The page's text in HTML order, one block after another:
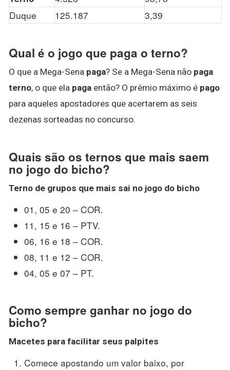
Duque
125.187 3,39
Qual é o jogo que paga o terno?
O que a Mega-Sena paga? Se a Mega-Sena não paga
terno, o que ela paga então? O prêmio máximo é pago
para aqueles apostadores que acertarem as seis
dezenas sorteadas no concurso.
Quais são os ternos que mais saem
no jogo do bicho?
Terno de grupos que mais sai no jogo do bicho
01, 05 e 20 – COR.
11, 15 e 16 – PTV.
06, 16 e 18 – COR.
08, 11 e 12 – COR.
04, 05 e 07 – PT.
Como sempre ganhar no jogo do
bicho?
Macetes para facilitar seus palpites
Comece apostando um valor baixo, por